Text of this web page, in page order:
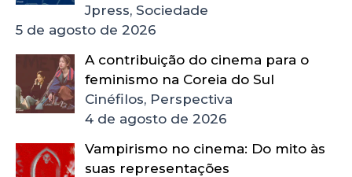
Jpress, Sociedade
5 de agosto de 2026
A contribuição do cinema para o
feminismo na Coreia do Sul
Cinéfilos, Perspectiva
4 de agosto de 2026
Vampirismo no cinema: Do mito às
suas representações